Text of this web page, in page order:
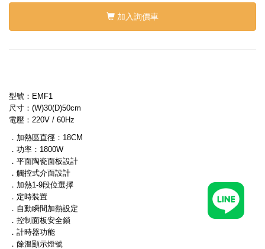
加入詢價車
型號：EMF1
尺寸：(W)30(D)50cm
電壓：220V / 60Hz
．加熱區直徑：18CM
．功率：1800W
．平面陶瓷面板設計
．觸控式介面設計
．加熱1-9段位選擇
．定時裝置
．自動瞬間加熱設定
．控制面板安全鎖
．計時器功能
．餘溫顯示燈號